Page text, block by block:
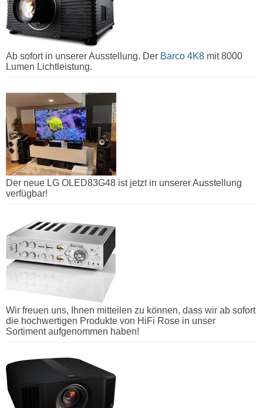
Ab sofort in unserer Ausstellung. Der Barco 4K8 mit 8000
Lumen Lichtleistung.
Der neue LG OLED83G48 ist jetzt in unserer Ausstellung
verfügbar!
Wir freuen uns, Ihnen mitteilen zu können, dass wir ab sofort
die hochwertigen Produkte von HiFi Rose in unser
Sortiment aufgenommen haben!